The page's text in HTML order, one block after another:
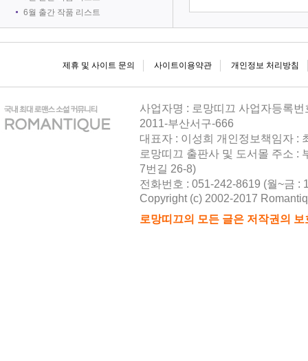
6월 출간 작품 리스트
제휴 및 사이트 문의 사이트이용약관 개인정보 처리방침
사업자명 : 로망띠끄 사업자등록
2011-부산서구-666
대표자 : 이성희 개인정보책임자 :
로망띠끄 출판사 및 도서몰 주소 :
7번길 26-8)
전화번호 : 051-242-8619 (월~금 :
Copyright (c) 2002-2017
로망띠끄의 모든 글은 저작권의